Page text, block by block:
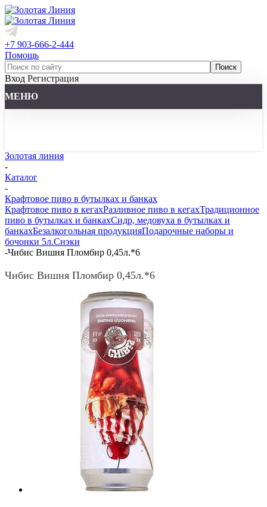
+7 903-666-2-444
Помощь
Вход Регистрация
МЕНЮ
Золотая линия
-
Каталог
-
Крафтовое пиво в бутылках и банках
Крафтовое пиво в кегахРазливное пиво в кегахТрадиционное
пиво в бутылках и банкахСидр, медовуха в бутылках и
банкахБезалкогольная продукцияПодарочные наборы и
бочонки 5л.Снэки
-Чибис Вишня Пломбир 0,45л.*6
Чибис Вишня Пломбир 0,45л.*6